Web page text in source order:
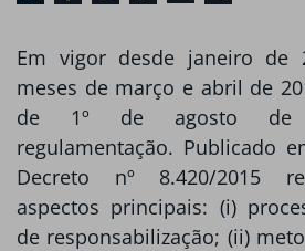
Em vigor desde janeiro de
meses de março e abril de
de 1º de agosto de
regulamentação. Publicado
Decreto nº 8.420/2015
aspectos principais: (i)
de responsabilização; (ii)